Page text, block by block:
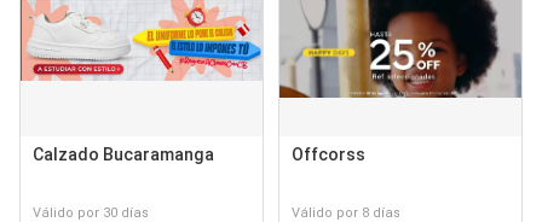
Calzado Bucaramanga
Válido por 30 días
Offcorss
Válido por 8 días